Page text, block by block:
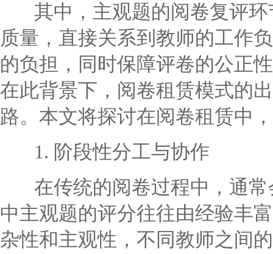
其中，主观题的阅卷复评环
质量，直接关系到教师的工作
的负担，同时保障评卷的公正
在此背景下，阅卷租赁模式的
路。本文将探讨在阅卷租赁中
1. 阶段性分工与协作
在传统的阅卷过程中，通常
中主观题的评分往往由经验丰
杂性和主观性，不同教师之间